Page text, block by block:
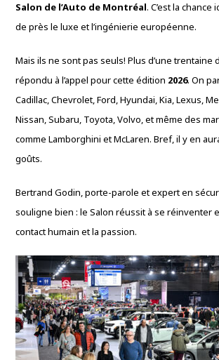
Salon de l’Auto de Montréal. C’est la
de près le luxe et l’ingénierie européenne.
Mais ils ne sont pas seuls! Plus d’une trentaine
répondu à l’appel pour cette édition 2026. On
Cadillac, Chevrolet, Ford, Hyundai, Kia, Lexus,
Nissan, Subaru, Toyota, Volvo, et même des
comme Lamborghini et McLaren. Bref, il y en
goûts.
Bertrand Godin, porte-parole et expert en
souligne bien : le Salon réussit à se réinventer
contact humain et la passion.